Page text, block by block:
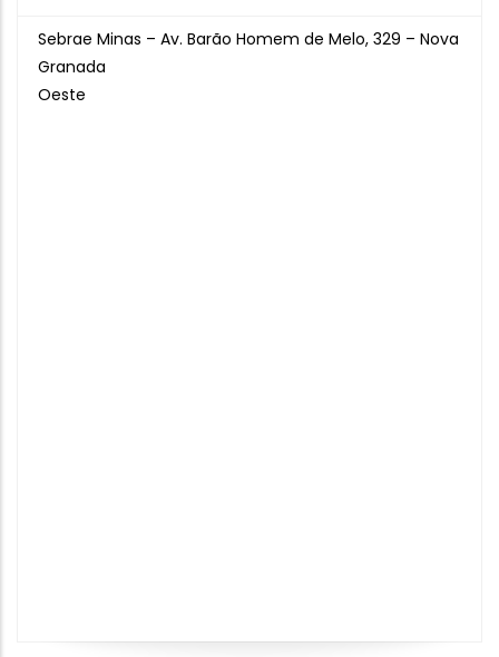
Sebrae Minas – Av. Barão Homem de Melo, 329 – Nova
Granada
Oeste